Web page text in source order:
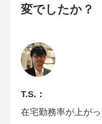
変でしたか？
T.S.：
在宅勤務率が上が